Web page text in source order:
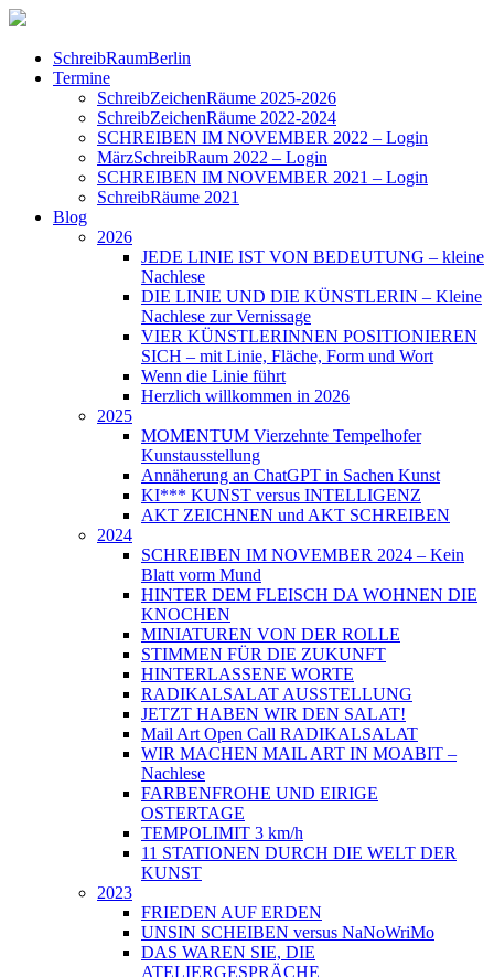
SchreibRaumBerlin
Termine
SchreibZeichenRäume 2025-2026
SchreibZeichenRäume 2022-2024
SCHREIBEN IM NOVEMBER 2022 – Login
MärzSchreibRaum 2022 – Login
SCHREIBEN IM NOVEMBER 2021 – Login
SchreibRäume 2021
Blog
2026
JEDE LINIE IST VON BEDEUTUNG – kleine
Nachlese
DIE LINIE UND DIE KÜNSTLERIN – Kleine
Nachlese zur Vernissage
VIER KÜNSTLERINNEN POSITIONIEREN
SICH – mit Linie, Fläche, Form und Wort
Wenn die Linie führt
Herzlich willkommen in 2026
2025
MOMENTUM Vierzehnte Tempelhofer
Kunstausstellung
Annäherung an ChatGPT in Sachen Kunst
KI*** KUNST versus INTELLIGENZ
AKT ZEICHNEN und AKT SCHREIBEN
2024
SCHREIBEN IM NOVEMBER 2024 – Kein
Blatt vorm Mund
HINTER DEM FLEISCH DA WOHNEN DIE
KNOCHEN
MINIATUREN VON DER ROLLE
STIMMEN FÜR DIE ZUKUNFT
HINTERLASSENE WORTE
RADIKALSALAT AUSSTELLUNG
JETZT HABEN WIR DEN SALAT!
Mail Art Open Call RADIKALSALAT
WIR MACHEN MAIL ART IN MOABIT –
Nachlese
FARBENFROHE UND EIRIGE
OSTERTAGE
TEMPOLIMIT 3 km/h
11 STATIONEN DURCH DIE WELT DER
KUNST
2023
FRIEDEN AUF ERDEN
UNSIN SCHEIBEN versus NaNoWriMo
DAS WAREN SIE, DIE
ATELIERGESPRÄCHE